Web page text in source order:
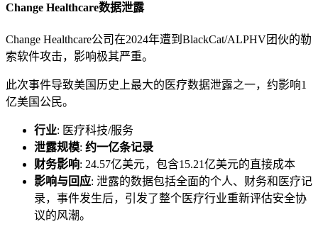
Change Healthcare数据泄露
Change Healthcare公司在2024年遭到BlackCat/ALPHV团伙的勒
索软件攻击，影响极其严重。
此次事件导致美国历史上最大的医疗数据泄露之一，约影响1
亿美国公民。
行业: 医疗科技/服务
泄露规模: 约一亿条记录
财务影响: 24.57亿美元，包含15.21亿美元的直接成本
影响与回应: 泄露的数据包括全面的个人、财务和医疗记
录，事件发生后，引发了整个医疗行业重新评估安全协
议的风潮。